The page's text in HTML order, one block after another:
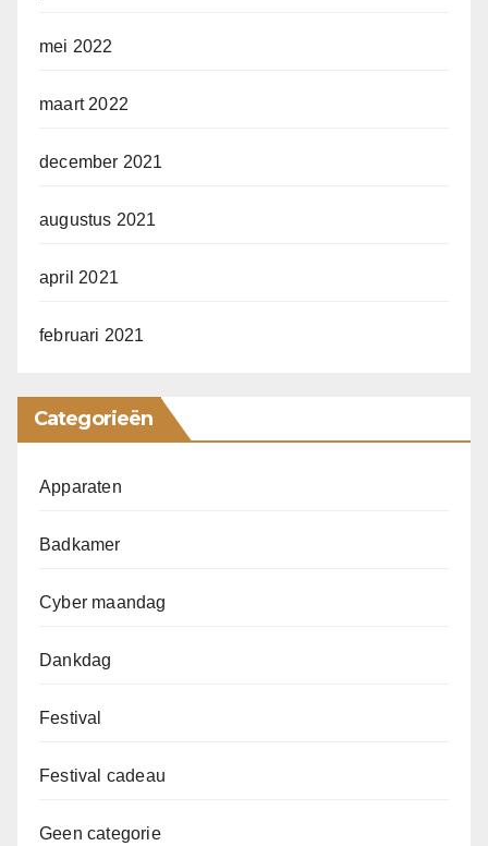
mei 2022
maart 2022
december 2021
augustus 2021
april 2021
februari 2021
Categorieën
Apparaten
Badkamer
Cyber maandag
Dankdag
Festival
Festival cadeau
Geen categorie